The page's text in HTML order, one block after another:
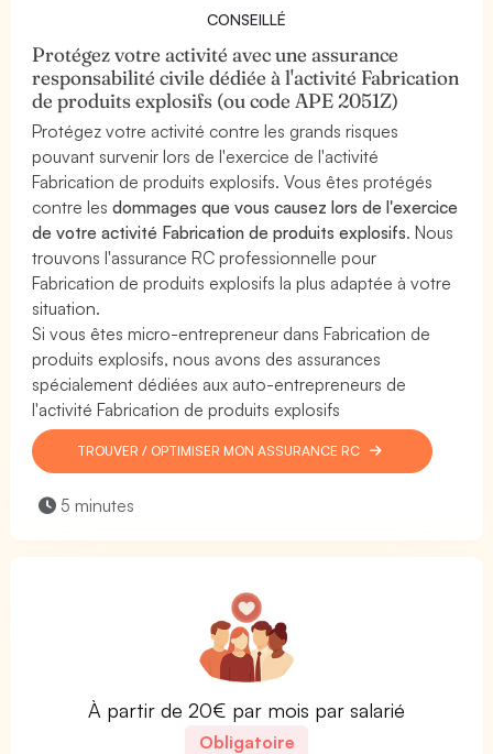
CONSEILLÉ
Protégez votre activité avec une assurance
responsabilité civile dédiée à l'activité Fabrication
de produits explosifs (ou code APE 2051Z)
Protégez votre activité contre les grands risques
pouvant survenir lors de l'exercice de l'activité
Fabrication de produits explosifs. Vous êtes protégés
contre lesdommages que vous causez lors de l'exercice
de votre activité Fabrication de produits explosifs. Nous
trouvons l'assurance RC professionnelle pour
Fabrication de produits explosifs la plus adaptée à votre
situation.
Si vous êtes micro-entrepreneur dans Fabrication de
produits explosifs, nous avons des assurances
spécialement dédiées aux auto-entrepreneurs de
l'activité Fabrication de produits explosifs
TROUVER / OPTIMISER MON ASSURANCE RC
5 minutes
À partir de 20€ par mois par salarié
Obligatoire